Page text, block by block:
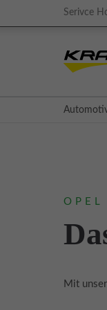
Serivce
OPEL
Mit